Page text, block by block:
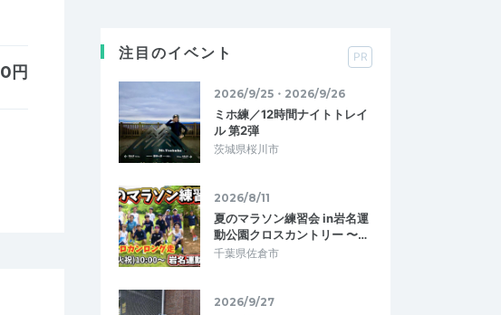
円
注目のイベント PR
2026/9/25・2026/9/26
ミホ練／12時間ナイトトレイ
ル 第2弾
茨城県桜川市
2026/8/11
夏のマラソン練習会 in岩名運
動公園クロスカントリー 〜…
千葉県佐倉市
2026/9/27